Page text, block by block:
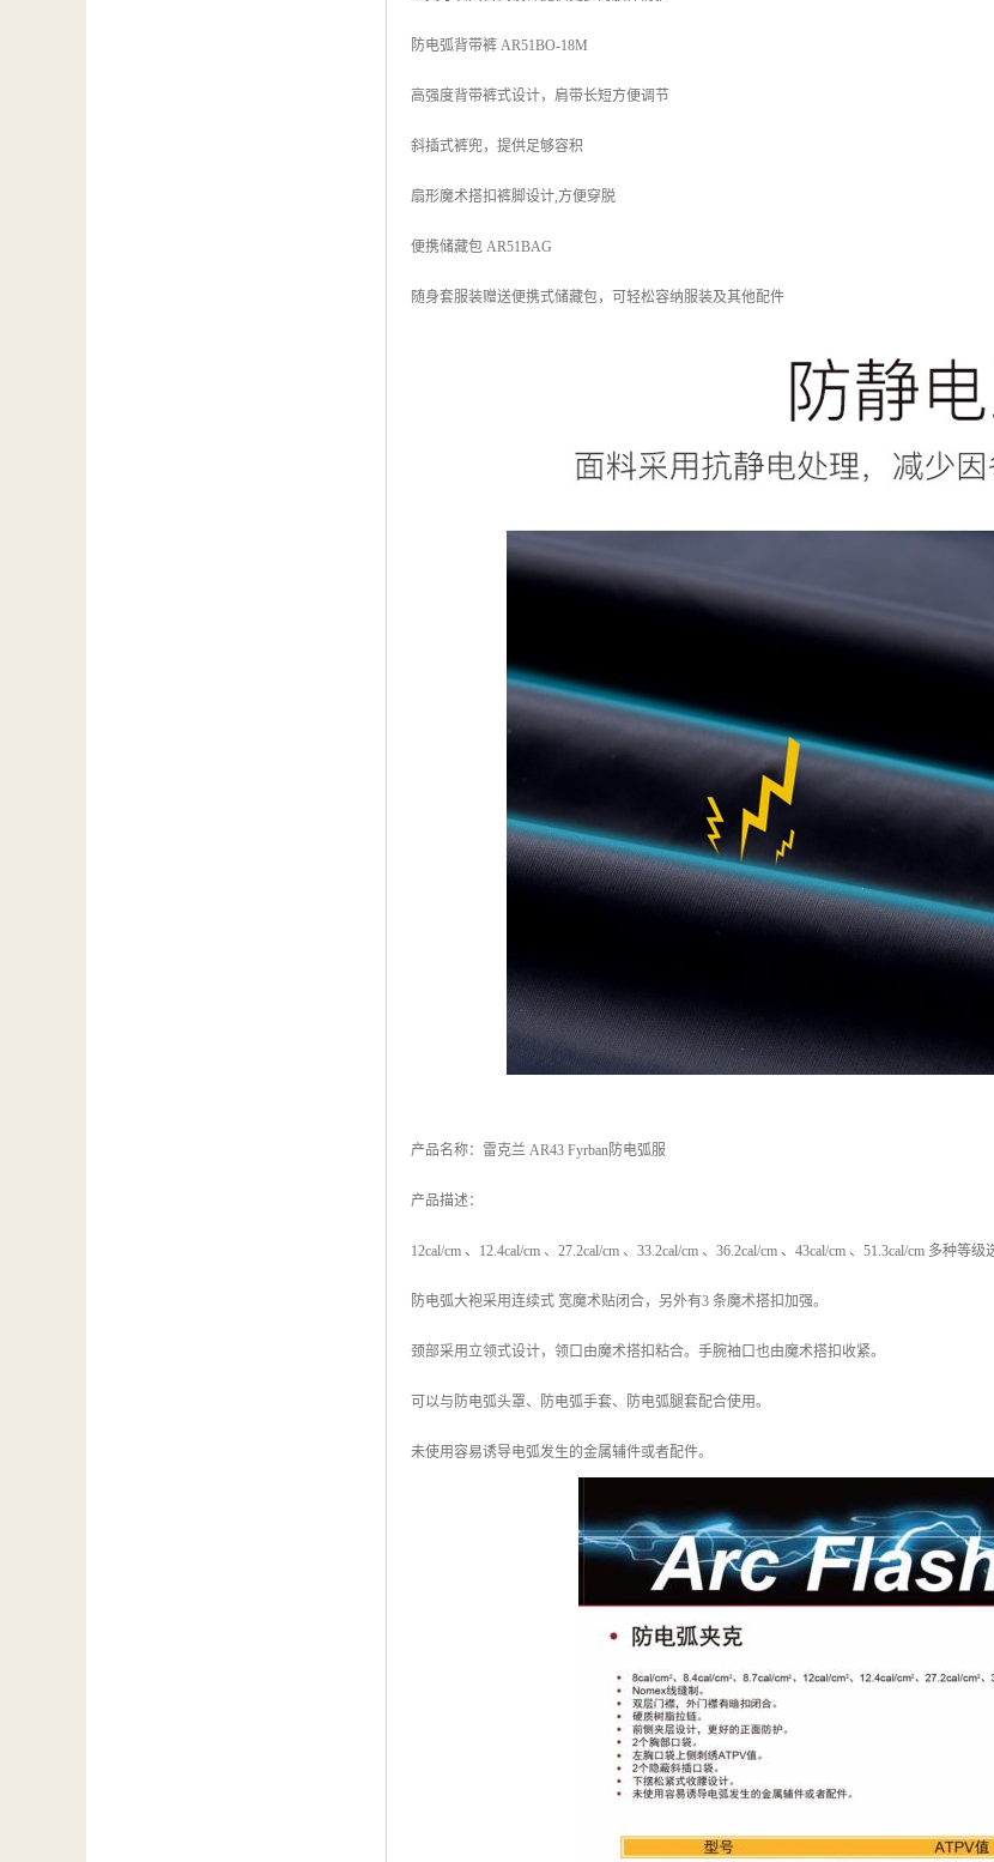
防电弧背带裤 AR51BO-18M
高强度背带裤式设计，肩带长短方便调节
斜插式裤兜，提供足够容积
扇形魔术搭扣裤脚设计,方便穿脱
便携储藏包 AR51BAG
随身套服装赠送便携式储藏包，可轻松容纳服装及其他配件
产品名称：雷克兰 AR43 Fyrban防电弧服
产品描述：
12cal/cm 、12.4cal/cm 、27.2cal/cm 、33.2cal/cm 、36.2cal/cm 、43cal/cm 、51.3cal/cm 多种等级
防电弧大袍采用连续式 宽魔术贴闭合，另外有3 条魔术搭扣加强。
颈部采用立领式设计，领口由魔术搭扣粘合。手腕袖口也由魔术搭扣收紧。
可以与防电弧头罩、防电弧手套、防电弧腿套配合使用。
未使用容易诱导电弧发生的金属辅件或者配件。